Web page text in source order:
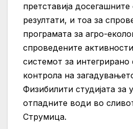
претставија
резултати, и тоа за
програмата за агро-
спроведените
системот за
контрола на
Физибилити студијата за
отпадните води во
Струмица.